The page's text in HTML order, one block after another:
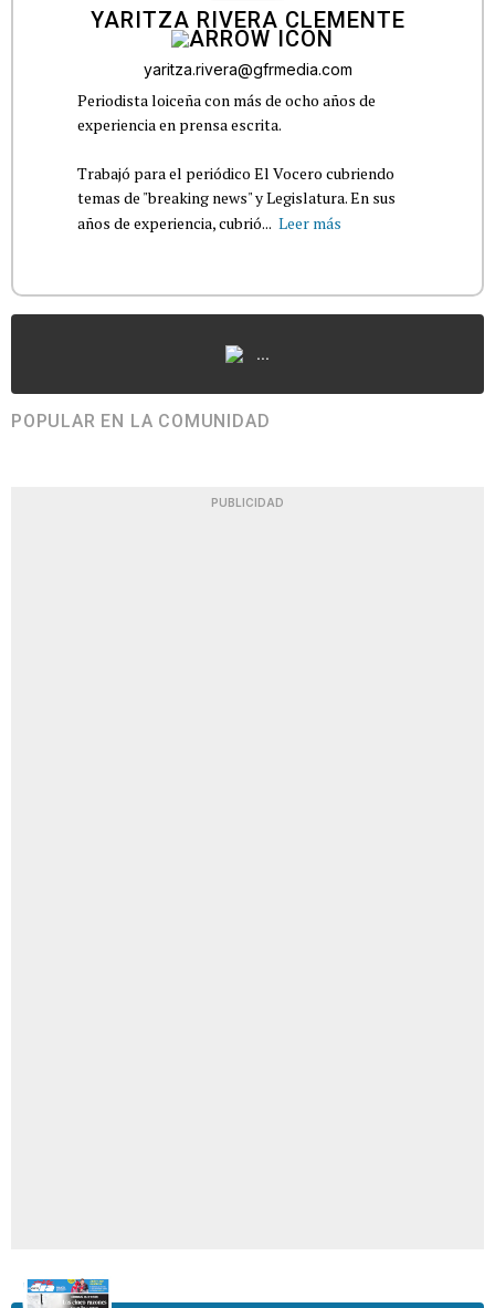
YARITZA RIVERA CLEMENTE
yaritza.rivera@gfrmedia.com
Periodista loiceña con más de ocho años de
experiencia en prensa escrita.
Trabajó para el periódico El Vocero cubriendo
temas de "breaking news" y Legislatura. En sus
años de experiencia, cubrió... Leer más
...
POPULAR EN LA COMUNIDAD
PUBLICIDAD